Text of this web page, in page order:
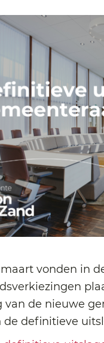
maart vonden in
van de nieuwe
de definitieve